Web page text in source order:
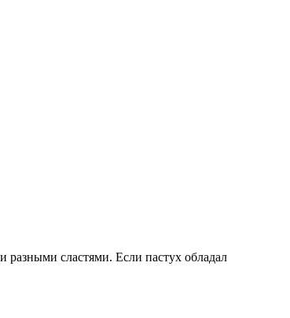
сластями. Если пастух обладал